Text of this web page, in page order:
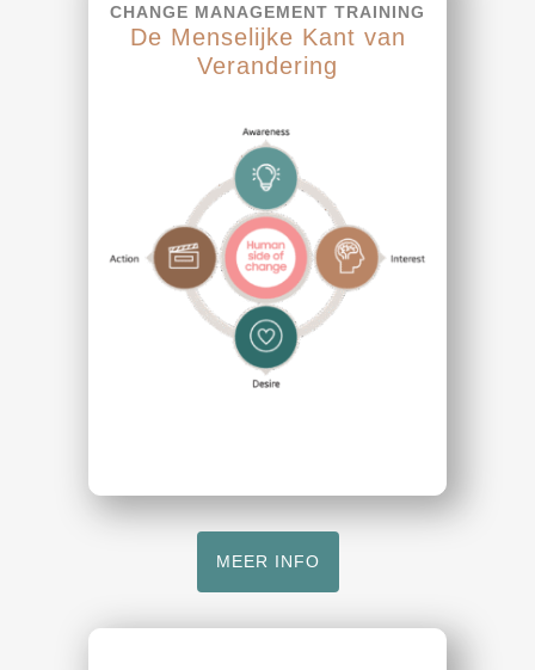
CHANGE MANAGEMENT TRAINING
De Menselijke Kant van
Verandering
MEER INFO